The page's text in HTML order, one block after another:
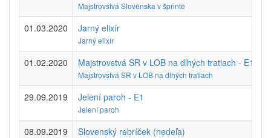
Majstrovstvá Slovenska v šprinte
01.03.2020 Jarný elixír
Jarný elixír
01.02.2020 Majstrovstvá SR v LOB na dlhých tratiach - E1
Majstrovstvá SR v LOB na dlhých tratiach
29.09.2019 Jelení paroh - E1
Jelení paroh
08.09.2019 Slovenský rebríček (nedeľa)